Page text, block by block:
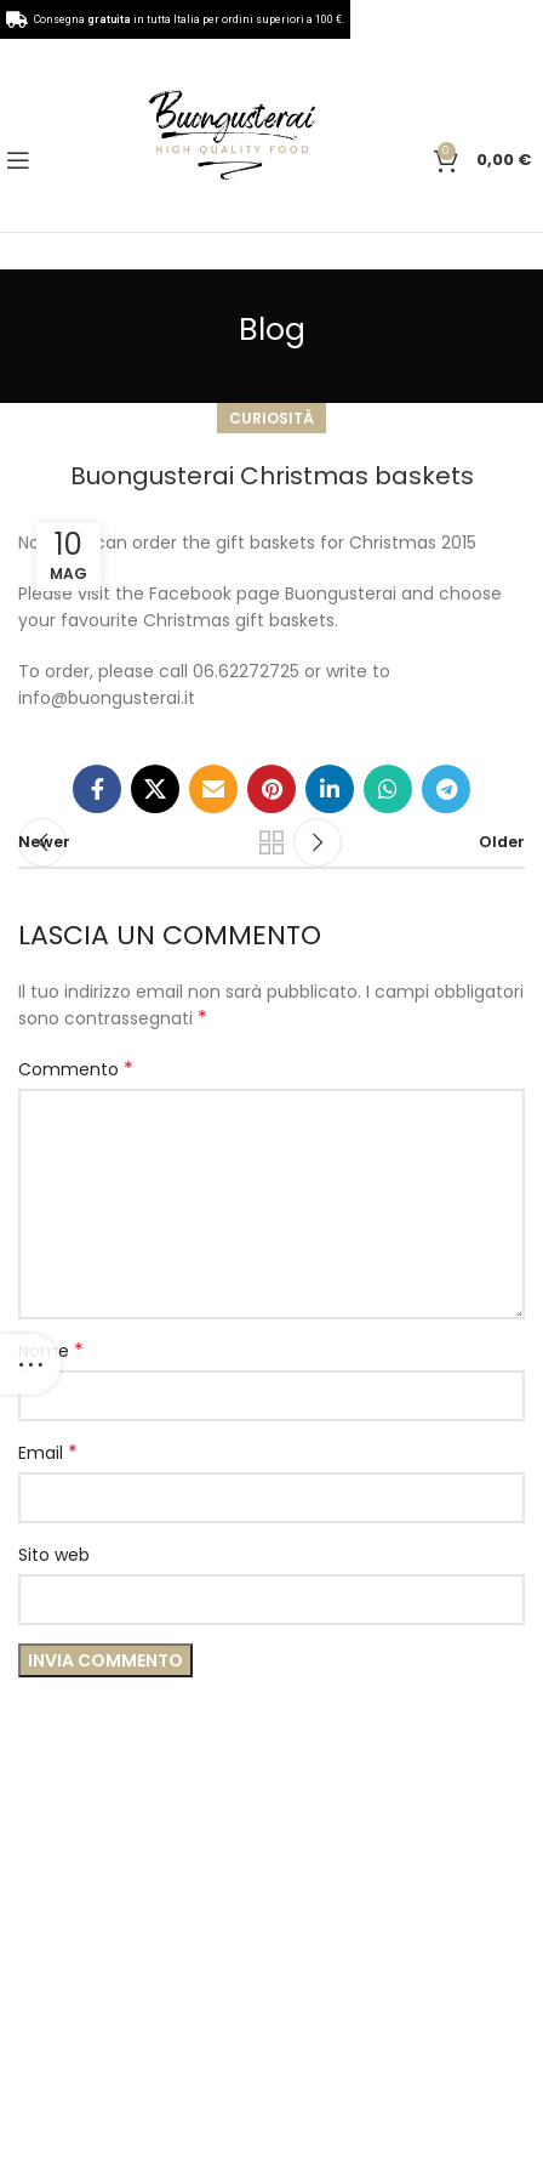
0 0,00 €
Blog
CURIOSITÀ
Buongusterai Christmas baskets
10
MAG
Now you can order the gift baskets for Christmas 2015
Please visit the Facebook page Buongusterai and choose
your favourite Christmas gift baskets.
To order, please call 06.62272725 or write to
info@buongusterai.it
Newer Older
LASCIA UN COMMENTO
Il tuo indirizzo email non sarà pubblicato. I campi obbligatori
sono contrassegnati *
Commento *
Nome *
Email *
Sito web
Consegna gratuita in tutta Italia per ordini superiori a 100 €.